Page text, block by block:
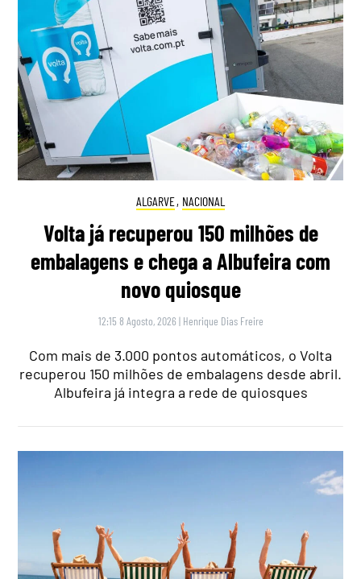
ALGARVE, NACIONAL
Volta já recuperou 150 milhões de
embalagens e chega a Albufeira com
novo quiosque
12:15 8 Agosto, 2026 | Henrique Dias Freire
Com mais de 3.000 pontos automáticos, o Volta
recuperou 150 milhões de embalagens desde abril.
Albufeira já integra a rede de quiosques